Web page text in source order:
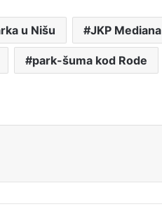
u Nišu JKP Mediana
park-šuma kod Rode